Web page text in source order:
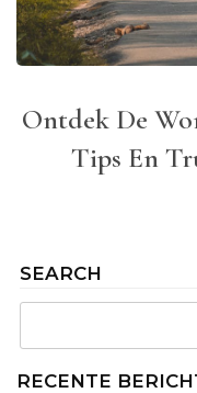
SEARCH
RECENTE
Ontdek De
Tips En